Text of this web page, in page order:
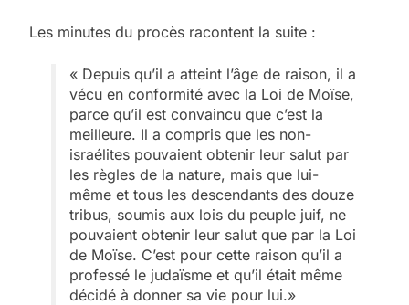
Les minutes du procès racontent la suite :
« Depuis qu’il a atteint l’âge de raison, il a
vécu en conformité avec la Loi de Moïse,
parce qu’il est convaincu que c’est la
meilleure. Il a compris que les non-
israélites pouvaient obtenir leur salut par
les règles de la nature, mais que lui-
même et tous les descendants des douze
tribus, soumis aux lois du peuple juif, ne
pouvaient obtenir leur salut que par la Loi
de Moïse. C’est pour cette raison qu’il a
professé le judaïsme et qu’il était même
décidé à donner sa vie pour lui.»